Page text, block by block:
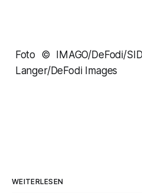
Foto © IMAGO/DeFodi/
Langer/DeFodi Images
WEITERLESEN